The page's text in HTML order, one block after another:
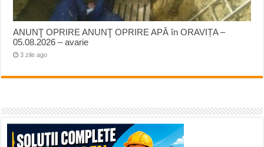
ANUNŢ OPRIRE ANUNŢ OPRIRE APĂ în ORAVIȚA –
05.08.2026 – avarie
3 zile ago